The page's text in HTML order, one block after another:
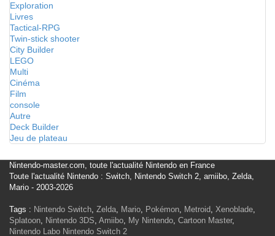
Exploration
Livres
Tactical-RPG
Twin-stick shooter
City Builder
LEGO
Multi
Cinéma
Film
console
Autre
Deck Builder
Jeu de plateau
Nintendo-master.com, toute l'actualité Nintendo en France
Toute l'actualité Nintendo : Switch, Nintendo Switch 2, amiibo, Zelda,
Mario - 2003-2026
Tags : Nintendo Switch, Zelda, Mario, Pokémon, Metroid, Xenoblade,
Splatoon, Nintendo 3DS, Amiibo, My Nintendo, Cartoon Master,
Nintendo Labo Nintendo Switch 2